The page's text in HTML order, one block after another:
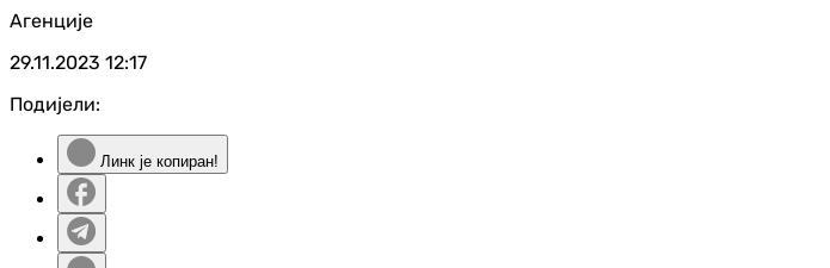
Агенције
29.11.2023 12:17
Подијели:
Линк је копиран!